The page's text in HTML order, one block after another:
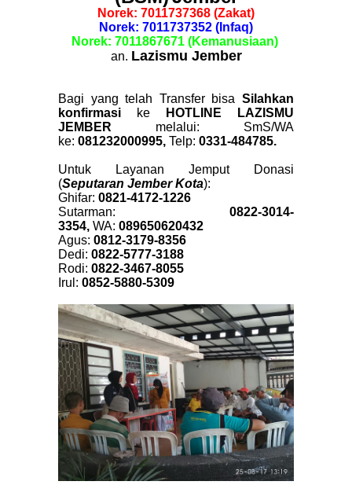
Norek: 7011737368 (Zakat)
Norek: 7011737352 (Infaq)
Norek: 7011867671 (Kemanusiaan)
an. Lazismu Jember
Bagi yang telah Transfer bisa Silahkan
konfirmasi ke
HOTLINE LAZISMU
JEMBER melalui: SmS/WA
ke: 081232000995, Telp: 0331-484785.
Untuk Layanan Jemput Donasi
(Seputaran Jember Kota):
Ghifar: 0821-4172-1226
Sutarman: 0822-3014-
3354, WA: 089650620432
Agus: 0812-3179-8356
Dedi: 0822-5777-3188
Rodi: 0822-3467-8055
Irul: 0852-5880-5309